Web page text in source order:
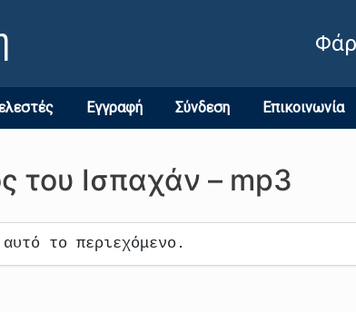
Εγγραφή Σύνδεση Επικοινωνία
του Ισπαχάν – mp3
το περιεχόμενο.